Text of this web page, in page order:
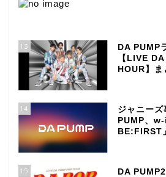
13
DA PUMP
【LIVE
HOUR】
14
ジャニー
PUMP、
BE:FIRST
15
DA